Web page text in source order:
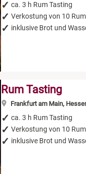
ca. 3 h Rum Tasting
Verkostung von 10
inklusive Brot und
Rum Tasting
Frankfurt am Main,
ca. 3 h Rum Tasting
Verkostung von 10
inklusive Brot und